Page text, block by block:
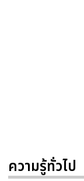
ความรู้ทั่วไป